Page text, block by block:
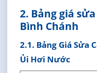
2. Bảng giá
Bình Chánh
2.1. Bảng Giá Sửa
Ủi Hơi Nước